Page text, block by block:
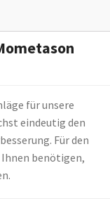
für unsere
eindeutig den
Für den
benötigen,